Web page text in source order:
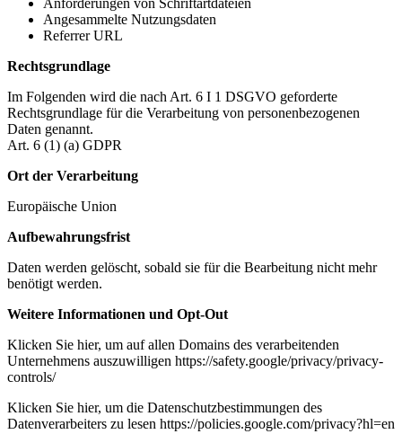
Angesammelte Nutzungsdaten
Referrer URL
Rechtsgrundlage
Im Folgenden wird die nach Art. 6 I 1 DSGVO geforderte
Rechtsgrundlage für die Verarbeitung von personenbezogenen
Daten genannt.
Art. 6 (1) (a) GDPR
Ort der Verarbeitung
Europäische Union
Aufbewahrungsfrist
Daten werden gelöscht, sobald sie für die Bearbeitung nicht mehr
benötigt werden.
Weitere Informationen und Opt-Out
Klicken Sie hier, um auf allen Domains des verarbeitenden
Unternehmens auszuwilligen https://safety.google/privacy/privacy-
controls/
Klicken Sie hier, um die Datenschutzbestimmungen des
Datenverarbeiters zu lesen https://policies.google.com/privacy?hl=en